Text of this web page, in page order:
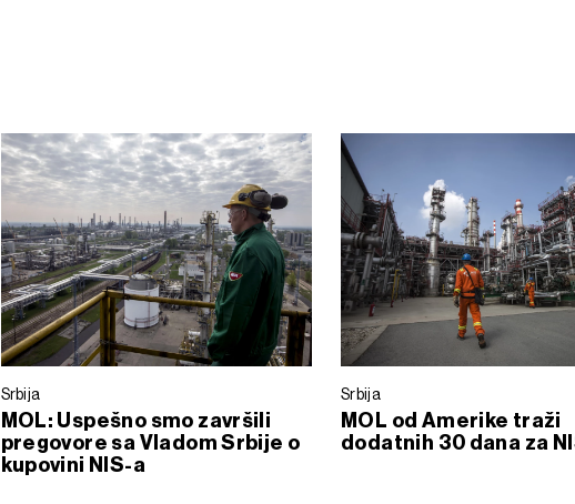
Srbija
MOL: Uspešno smo završili
pregovore sa Vladom Srbije o
kupovini NIS-a
Srbija
MOL od Amerike traži
dodatnih 30 dana za